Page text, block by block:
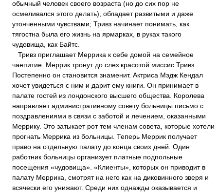
обычный человек своего возраста (но до сих пор не
осмеливался этого делать), обладает развитыми и даже
утонченными чувствами; Тривз начинает понимать, как
тягостна была его жизнь на ярмарках, в руках такого
чудовища, как Байтс.
Тривз приглашает Меррика к себе домой на семейное
чаепитие. Меррик тронут до слез красотой миссис Тривз.
Постепенно он становится знаменит. Актриса Мэдж Кендал
хочет увидеться с ним и дарит ему книги. Он принимает в
палате гостей из лондонского высшего общества. Королева
направляет административному совету больницы письмо с
поздравлениями в связи с заботой и лечением, оказанными
Меррику. Это затыкает рот тем членам совета, которые хотели
прогнать Меррика из больницы. Теперь Меррик получает
право на отдельную палату до конца своих дней. Один
работник больницы организует платные подпольные
посещения «чудовища». «Клиенты», которых он приводит в
палату Меррика, смотрят на него как на диковинного зверя и
всячески его унижают. Среди них однажды оказывается и